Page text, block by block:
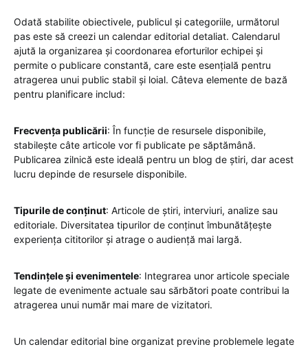
Odată stabilite obiectivele, publicul și categoriile, următorul
pas este să creezi un calendar editorial detaliat. Calendarul
ajută la organizarea și coordonarea eforturilor echipei și
permite o publicare constantă, care este esențială pentru
atragerea unui public stabil și loial. Câteva elemente de bază
pentru planificare includ:
Frecvența publicării: În funcție de resursele disponibile,
stabilește câte articole vor fi publicate pe săptămână.
Publicarea zilnică este ideală pentru un blog de știri, dar acest
lucru depinde de resursele disponibile.
Tipurile de conținut: Articole de știri, interviuri, analize sau
editoriale. Diversitatea tipurilor de conținut îmbunătățește
experiența cititorilor și atrage o audiență mai largă.
Tendințele și evenimentele: Integrarea unor articole speciale
legate de evenimente actuale sau sărbători poate contribui la
atragerea unui număr mai mare de vizitatori.
Un calendar editorial bine organizat previne problemele legate